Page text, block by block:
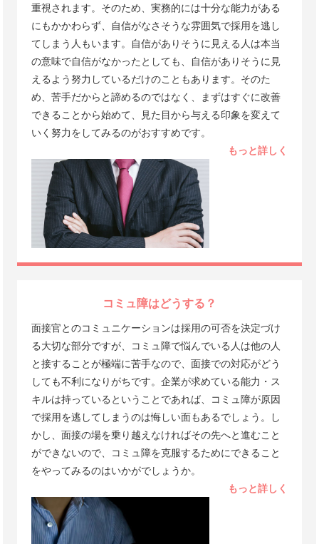
重視されます。そのため、実務的には十分な能力がある
にもかかわらず、自信がなさそうな雰囲気で採用を逃し
てしまう人もいます。自信がありそうに見える人は本当
の意味で自信がなかったとしても、自信がありそうに見
えるよう努力しているだけのこともあります。そのた
め、苦手だからと諦めるのではなく、まずはすぐに改善
できることから始めて、見た目から与える印象を変えて
いく努力をしてみるのがおすすめです。
もっと詳しく
コミュ障はどうする？
面接官とのコミュニケーションは採用の可否を決定づけ
る大切な部分ですが、コミュ障で悩んでいる人は他の人
と接することが極端に苦手なので、面接での対応がどう
しても不利になりがちです。企業が求めている能力・ス
キルは持っているということであれば、コミュ障が原因
で採用を逃してしまうのは悔しい面もあるでしょう。し
かし、面接の場を乗り越えなければその先へと進むこと
ができないので、コミュ障を克服するためにできること
をやってみるのはいかがでしょうか。
もっと詳しく